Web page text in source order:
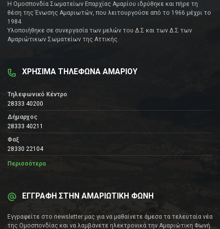
Η Ομοσπονδία Σωματείων Επαρχίας Αμαρίου ιδρύθηκε και πήρε τη
θέση της Ένωσης Αμαριωτών, που λειτουργούσε από το 1966 μέχρι το
1984.
Υλοποιήθηκε σε συνεργασία των μελών του Δ.Σ και των Δ.Σ των
Αμαριώτικων Σωματείων της Αττικής.
ΧΡΗΣΙΜΑ ΤΗΛΕΦΩΝΑ ΑΜΑΡΙΟΥ
Τηλεφωνικό Κέντρο
28333 40200
Δήμαρχος
28333 40211
Φαξ
28330 22104
Περισσότερα
ΕΓΓΡΑΦΗ ΣΤΗΝ ΑΜΑΡΙΩΤΙΚΗ ΦΩΝΗ
Εγγραφείτε στο newsletter μας για να μαθαίνετε άμεσα τα τελευταία νέα
της Ομοσπονδίας και να λαμβάνετε ηλεκτρονικά την Αμαριώτικη Φωνή.